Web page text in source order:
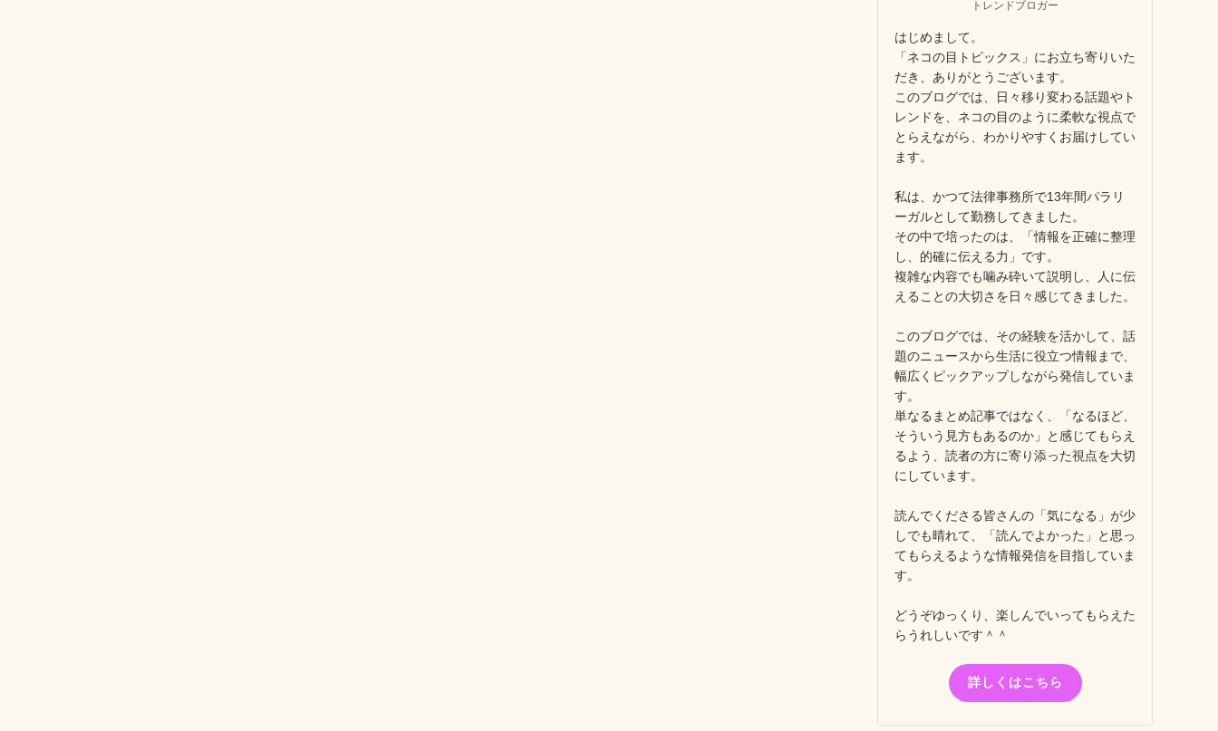
トレンドブロガー
はじめまして。
「ネコの目トピックス」にお立ち寄りいた
だき、ありがとうございます。
このブログでは、日々移り変わる話題やト
レンドを、ネコの目のように柔軟な視点で
とらえながら、わかりやすくお届けしてい
ます。
私は、かつて法律事務所で13年間パラリ
ーガルとして勤務してきました。
その中で培ったのは、「情報を正確に整理
し、的確に伝える力」です。
複雑な内容でも噛み砕いて説明し、人に伝
えることの大切さを日々感じてきました。
このブログでは、その経験を活かして、話
題のニュースから生活に役立つ情報まで、
幅広くピックアップしながら発信していま
す。
単なるまとめ記事ではなく、「なるほど、
そういう見方もあるのか」と感じてもらえ
るよう、読者の方に寄り添った視点を大切
にしています。
読んでくださる皆さんの「気になる」が少
しでも晴れて、「読んでよかった」と思っ
てもらえるような情報発信を目指していま
す。
どうぞゆっくり、楽しんでいってもらえた
らうれしいです＾＾
詳しくはこちら